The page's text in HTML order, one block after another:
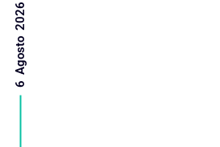
6 Agosto 2026